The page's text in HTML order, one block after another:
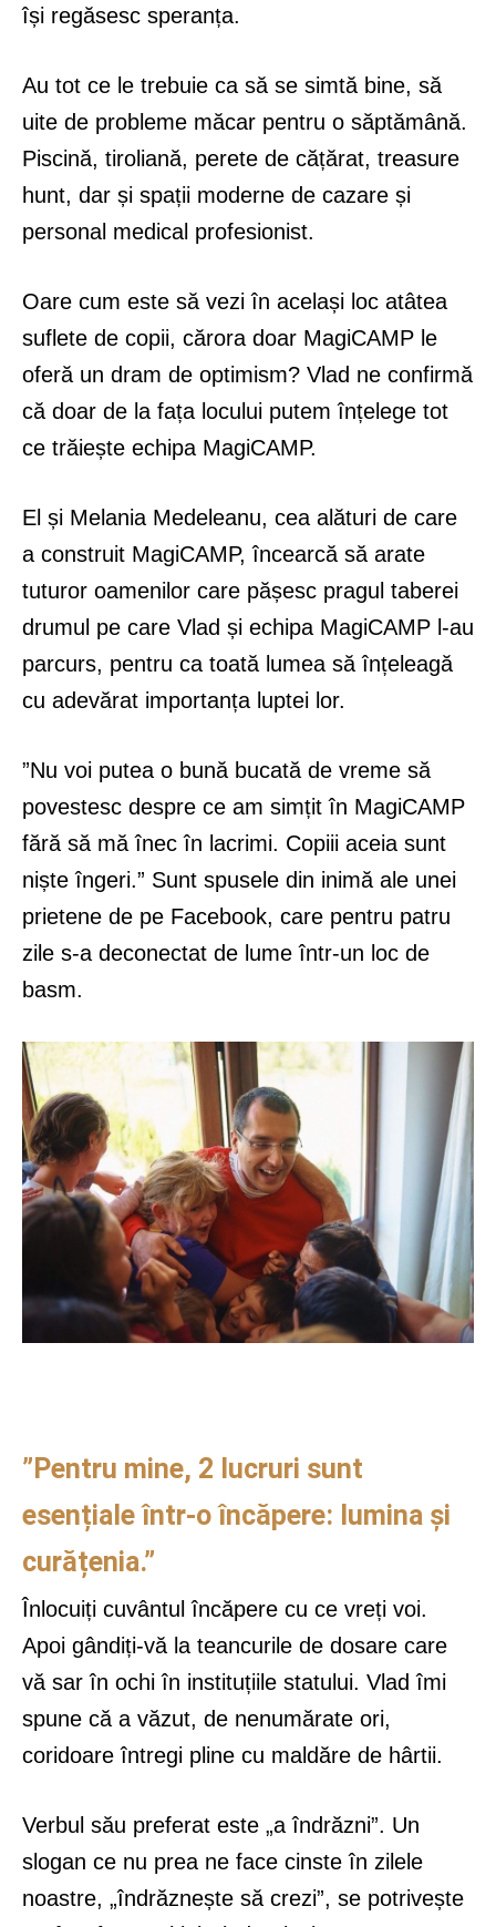
își regăsesc speranța.
Au tot ce le trebuie ca să se simtă bine, să
uite de probleme măcar pentru o săptămână.
Piscină, tiroliană, perete de cățărat, treasure
hunt, dar și spații moderne de cazare și
personal medical profesionist.
Oare cum este să vezi în același loc atâtea
suflete de copii, cărora doar MagiCAMP le
oferă un dram de optimism? Vlad ne confirmă
că doar de la fața locului putem înțelege tot
ce trăiește echipa MagiCAMP.
El și Melania Medeleanu, cea alături de care
a construit MagiCAMP, încearcă să arate
tuturor oamenilor care pășesc pragul taberei
drumul pe care Vlad și echipa MagiCAMP l-au
parcurs, pentru ca toată lumea să înțeleagă
cu adevărat importanța luptei lor.
”Nu voi putea o bună bucată de vreme să
povestesc despre ce am simțit în MagiCAMP
fără să mă înec în lacrimi. Copiii aceia sunt
niște îngeri.” Sunt spusele din inimă ale unei
prietene de pe Facebook, care pentru patru
zile s-a deconectat de lume într-un loc de
basm.
”Pentru mine, 2 lucruri sunt
esențiale într-o încăpere: lumina și
curățenia.”
Înlocuiți cuvântul încăpere cu ce vreți voi.
Apoi gândiți-vă la teancurile de dosare care
vă sar în ochi în instituțiile statului. Vlad îmi
spune că a văzut, de nenumărate ori,
coridoare întregi pline cu maldăre de hârtii.
Verbul său preferat este „a îndrăzni”. Un
slogan ce nu prea ne face cinste în zilele
noastre, „îndrăznește să crezi”, se potrivește